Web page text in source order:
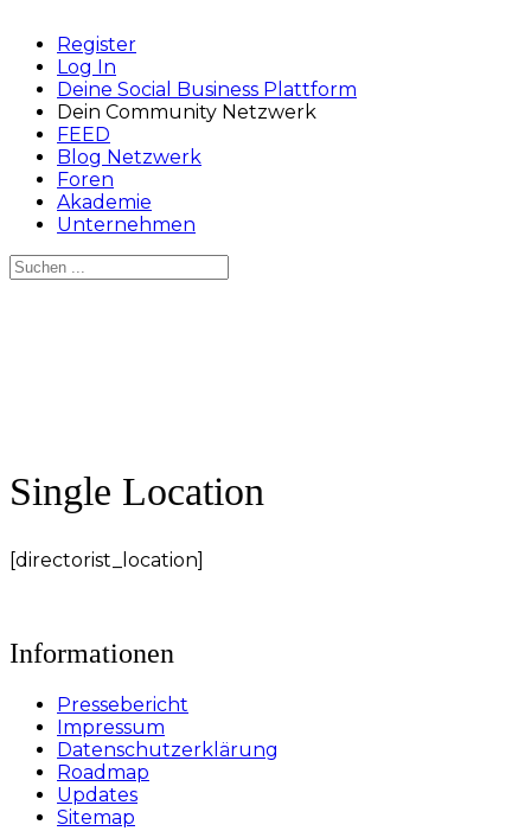
Register
Log In
Deine Social Business Plattform
Dein Community Netzwerk
FEED
Blog Netzwerk
Foren
Akademie
Unternehmen
Suchen
nach:
Single Location
[directorist_location]
Informationen
Pressebericht
Impressum
Datenschutzerklärung
Roadmap
Updates
Sitemap